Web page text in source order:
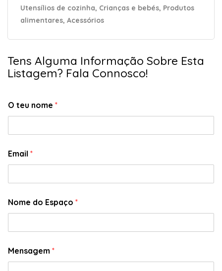
Utensílios de cozinha, Crianças e bebés, Produtos
alimentares, Acessórios
Tens Alguma Informação Sobre Esta
Listagem? Fala Connosco!
O teu nome *
Email *
Nome do Espaço *
Mensagem *